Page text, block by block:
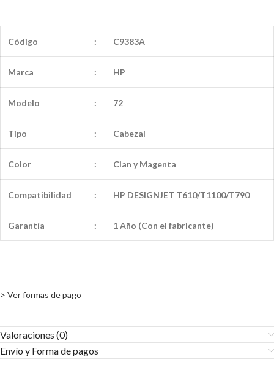
Código : C9383A
Marca : HP
Modelo : 72
Tipo : Cabezal
Color : Cian y Magenta
Compatibilidad : HP DESIGNJET T610/T1100/T790
Garantía : 1 Año (Con el fabricante)
> Ver formas de pago
Valoraciones (0)
Envío y Forma de pagos​